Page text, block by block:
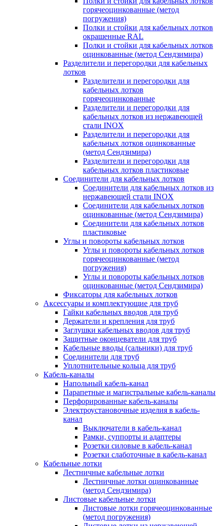
горячеоцинкованные (метод
погружения)
Полки и стойки для кабельных лотков
окрашенные RAL
Полки и стойки для кабельных лотков
оцинкованные (метод Сендзимира)
Разделители и перегородки для кабельных
лотков
Разделители и перегородки для
кабельных лотков
горячеоцинкованные
Разделители и перегородки для
кабельных лотков из нержавеющей
стали INOX
Разделители и перегородки для
кабельных лотков оцинкованные
(метод Сендзимира)
Разделители и перегородки для
кабельных лотков пластиковые
Соединители для кабельных лотков
Соединители для кабельных лотков из
нержавеющей стали INOX
Соединители для кабельных лотков
оцинкованные (метод Сендзимира)
Соединители для кабельных лотков
пластиковые
Углы и повороты кабельных лотков
Углы и повороты кабельных лотков
горячеоцинкованные (метод
погружения)
Углы и повороты кабельных лотков
оцинкованные (метод Сендзимира)
Фиксаторы для кабельных лотков
Аксессуары и комплектующие для труб
Гайки кабельных вводов для труб
Держатели и крепления для труб
Заглушки кабельных вводов для труб
Защитные оконцеватели для труб
Кабельные вводы (сальники) для труб
Соединители для труб
Уплотнительные кольца для труб
Кабель-каналы
Напольный кабель-канал
Парапетные и магистральные кабель-каналы
Перфорированные кабель-каналы
Электроустановочные изделия в кабель-
канал
Выключатели в кабель-канал
Рамки, суппорты и адаптеры
Розетки силовые в кабель-канал
Розетки слаботочные в кабель-канал
Кабельные лотки
Лестничные кабельные лотки
Лестничные лотки оцинкованные
(метод Сендзимира)
Листовые кабельные лотки
Листовые лотки горячеоцинкованные
(метод погружения)